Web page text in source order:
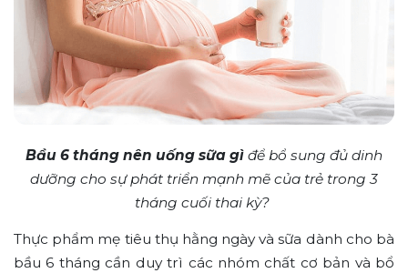
Bầu 6 tháng nên uống sữa gì để bổ sung đủ dinh
dưỡng cho sự phát triển mạnh mẽ của trẻ trong 3
tháng cuối thai kỳ?
Thực phẩm mẹ tiêu thụ hằng ngày và sữa dành cho bà
bầu 6 tháng cần duy trì các nhóm chất cơ bản và bổ